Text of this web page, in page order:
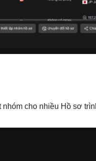
cho nhiều Hồ sơ